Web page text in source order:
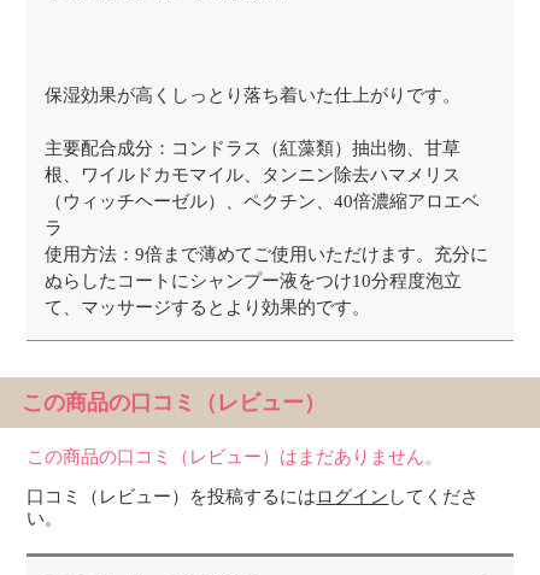
保湿効果が高くしっとり落ち着いた仕上がりです。
主要配合成分：コンドラス（紅藻類）抽出物、甘草
根、ワイルドカモマイル、タンニン除去ハマメリス
（ウィッチヘーゼル）、ペクチン、40倍濃縮アロエベ
ラ
使用方法：9倍まで薄めてご使用いただけます。充分に
ぬらしたコートにシャンプー液をつけ10分程度泡立
て、マッサージするとより効果的です。
この商品の口コミ（レビュー）
この商品の口コミ（レビュー）はまだありません。
口コミ（レビュー）を投稿するにはログイン してくださ
い。